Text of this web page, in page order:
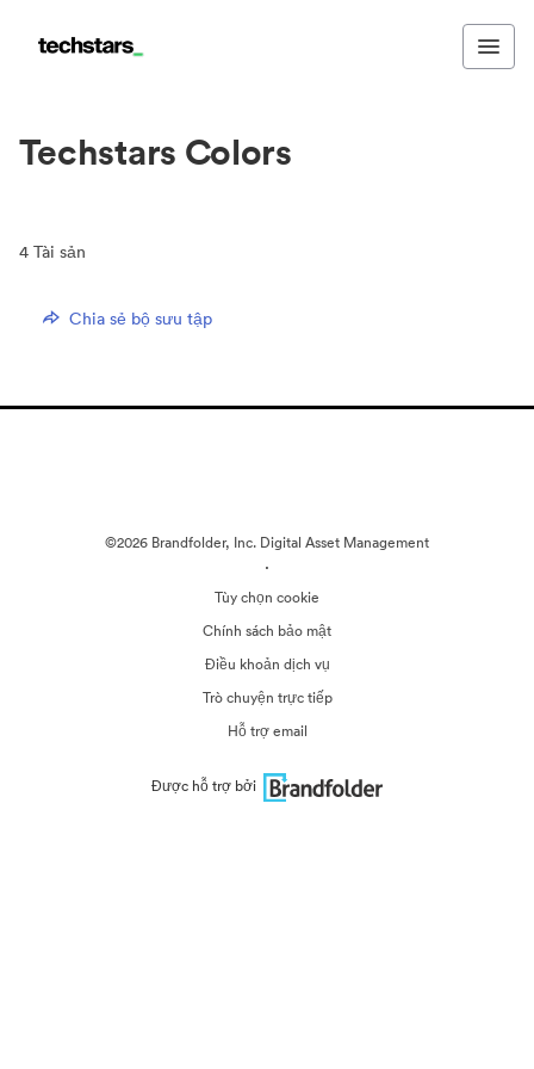
Techstars Colors
4 Tài sản
Chia sẻ bộ sưu tập
©2026 Brandfolder, Inc. Digital Asset Management
·
Tùy chọn cookie
Chính sách bảo mật
Điều khoản dịch vụ
Trò chuyện trực tiếp
Hỗ trợ email
Được hỗ trợ bởi